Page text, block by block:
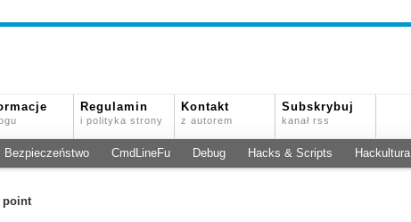
Regulamin
i polityka strony
Kontakt
z autorem
Subskrybuj
kanał rss
Bezpieczeństwo CmdLineFu Debug Hacks & Scripts Hackultura
point